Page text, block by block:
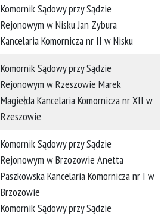
Komornik Sądowy przy Sądzie
Rejonowym w Nisku Jan Zybura
Kancelaria Komornicza nr II w Nisku
Komornik Sądowy przy Sądzie
Rejonowym w Rzeszowie Marek
Magiełda Kancelaria Komornicza nr XII w
Rzeszowie
Komornik Sądowy przy Sądzie
Rejonowym w Brzozowie Anetta
Paszkowska Kancelaria Komornicza nr I w
Brzozowie
Komornik Sądowy przy Sądzie